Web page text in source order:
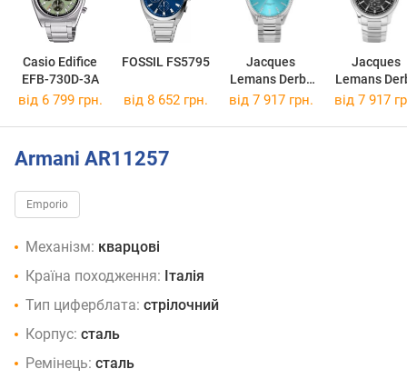
Casio Edifice
EFB-730D-3A
FOSSIL FS5795
Jacques
Lemans Derby
50-3D
Jacques
Lemans
1-2197F
від 6 799 грн. від 8 652 грн. від 7 917 грн. від 7 917
Armani AR11257
Emporio
Механізм: кварцові
Країна походження: Італія
Тип циферблата: стрілочний
Корпус: сталь
Ремінець: сталь